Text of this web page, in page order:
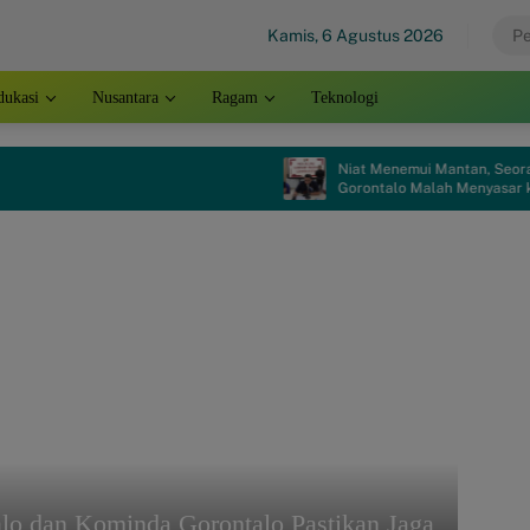
Kamis, 6 Agustus 2026
Nusantara Ragam Teknologi
Niat Menemui Mantan, Seorang
Gorontalo Malah Menyasar ke Penjara
dan Kominda Gorontalo Pastikan Jaga